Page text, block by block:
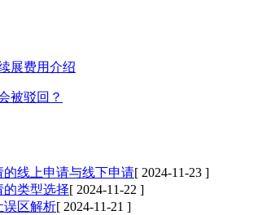
展费用介绍
被驳回？
线上申请与线下申请[ 2024-11-23 ]
类型选择[ 2024-11-22 ]
误区解析[ 2024-11-21 ]